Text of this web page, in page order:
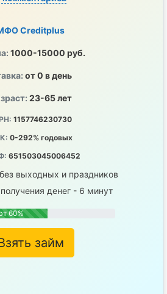
Creditplus
1000-15000 руб.
от 0 в день
23-65 лет
1157746230730
0-292% годовых
651503045006452
выходных и праздников
денег - 6 минут
60%
займ